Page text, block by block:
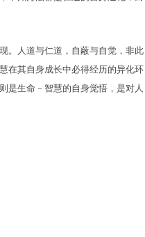
。人道与仁道，自蔽与自觉，非此
在其自身成长中必得经历的异化环
是生命－智慧的自身觉悟，是对人